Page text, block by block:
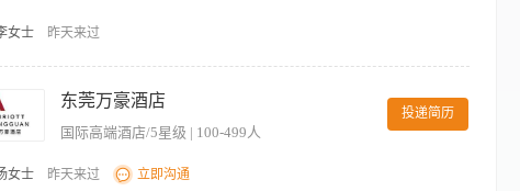
滑（清理积水）及健身房器材安全（如跑步机急停、哑铃架稳定性），发现异常
&技能需求： Acquire working experience in hotel/resort(preferably luxury
industry. 接受过酒店专业的培训。 Able to communicate in Mandarin or English
沟通能力。 Able to operate basic computer skills. 正确应用基本电脑系统。
拥有至少1年及以上国际奢华品牌或联号五星级酒店健身房工作经验。
女士 昨天来过
储备间、毛巾区的干净和整洁等。
东莞万豪酒店
国际高端酒店/5星级 | 100-499人
投递简历
女士 昨天来过 立即沟通